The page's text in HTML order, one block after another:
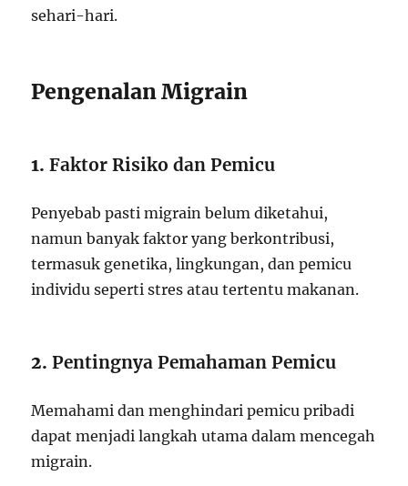
sehari-hari.
Pengenalan Migrain
1.Faktor Risiko dan Pemicu
Penyebab pasti migrain belum diketahui,
namun banyak faktor yang berkontribusi,
termasuk genetika, lingkungan, dan pemicu
individu seperti stres atau tertentu makanan.
2.Pentingnya Pemahaman Pemicu
Memahami dan menghindari pemicu pribadi
dapat menjadi langkah utama dalam mencegah
migrain.